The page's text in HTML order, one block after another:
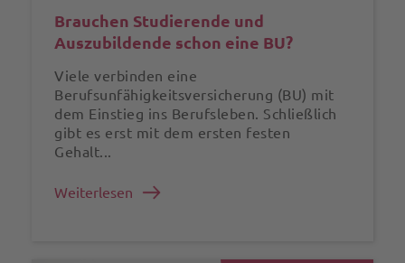
Brauchen Studierende und
Auszubildende schon eine BU?
Viele verbinden eine
Berufsunfähigkeitsversicherung (BU) mit
dem Einstieg ins Berufsleben. Schließlich
gibt es erst mit dem ersten festen
Gehalt...
Weiterlesen